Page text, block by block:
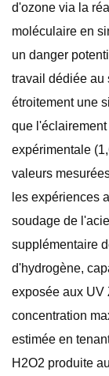
d'ozone via la
moléculaire en
un danger
travail dédiée au
étroitement une
que
expérimentale
valeurs
les expériences
soudage de
supplémentaire
d'hydrogène,
exposée aux UV
concentration
estimée en
H2O2 produite